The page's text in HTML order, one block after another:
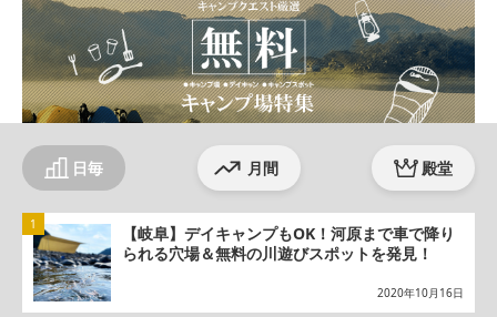
日毎 月間 殿堂
【岐阜】デイキャンプもOK！河原まで車で降り
られる穴場＆無料の川遊びスポットを発見！
2020年10月16日